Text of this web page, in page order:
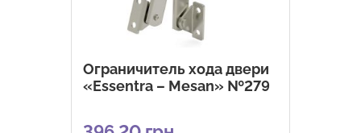
Ограничитель хода двери
«Essentra – Mesan» №279